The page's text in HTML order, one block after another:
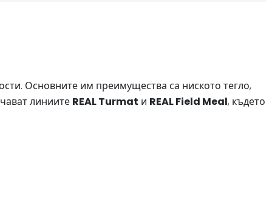
Основните им преимущества са ниското тегло,
линиите REAL Turmat и REAL Field Meal, където